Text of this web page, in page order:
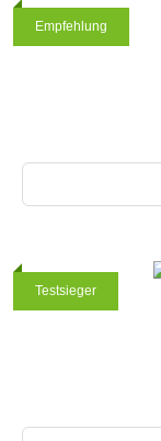
Empfehlung
Testsieger